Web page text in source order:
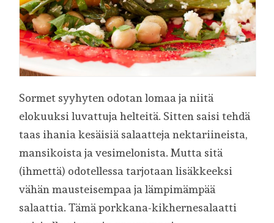
Sormet syyhyten odotan lomaa ja niitä
elokuuksi luvattuja helteitä. Sitten saisi tehdä
taas ihania kesäisiä salaatteja nektariineista,
mansikoista ja vesimelonista. Mutta sitä
(ihmettä) odotellessa tarjotaan lisäkkeeksi
vähän mausteisempaa ja lämpimämpää
salaattia. Tämä porkkana-kikhernesalaatti